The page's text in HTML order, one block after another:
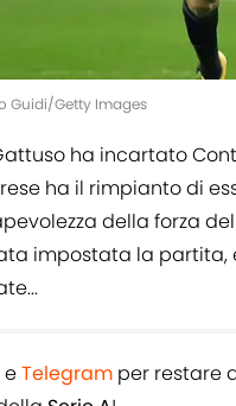
Guidi/Getty Images
ha incartato
ha il rimpianto di
della forza
impostata la partita,
eTelegram per restare